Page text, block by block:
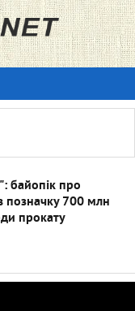
байопік про
позначку 700 млн
прокату